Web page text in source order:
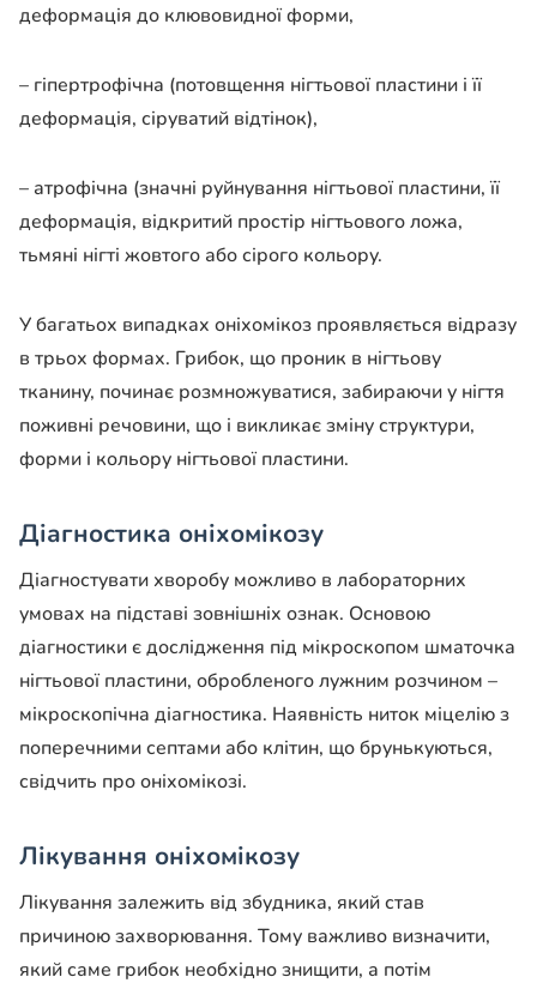
деформація до клювовидної форми,
– гіпертрофічна (потовщення нігтьової пластини і її
деформація, сіруватий відтінок),
– атрофічна (значні руйнування нігтьової пластини, її
деформація, відкритий простір нігтьового ложа,
тьмяні нігті жовтого або сірого кольору.
У багатьох випадках оніхомікоз проявляється відразу
в трьох формах. Грибок, що проник в нігтьову
тканину, починає розмножуватися, забираючи у нігтя
поживні речовини, що і викликає зміну структури,
форми і кольору нігтьової пластини.
Діагностика оніхомікозу
Діагностувати хворобу можливо в лабораторних
умовах на підставі зовнішніх ознак. Основою
діагностики є дослідження під мікроскопом шматочка
нігтьової пластини, обробленого лужним розчином –
мікроскопічна діагностика. Наявність ниток міцелію з
поперечними септами або клітин, що брунькуються,
свідчить про оніхомікозі.
Лікування оніхомікозу
Лікування залежить від збудника, який став
причиною захворювання. Тому важливо визначити,
який саме грибок необхідно знищити, а потім